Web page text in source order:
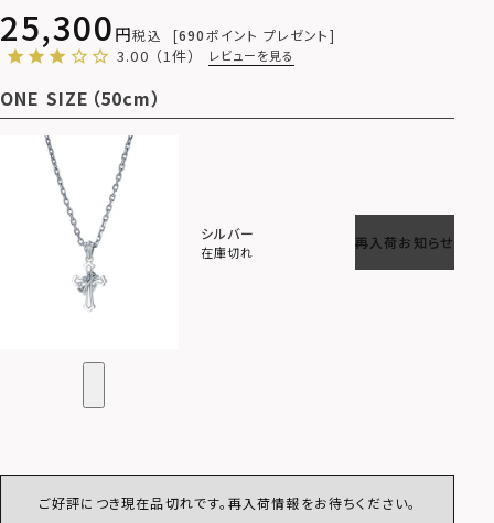
25,300 税込 690ポイント プレゼント
3.00 （1件） レビューを見る
ONE SIZE（50cm）
シルバー
在庫切れ
再入荷お知らせ
ご好評につき現在品切れです。再入荷情報をお待ちください。